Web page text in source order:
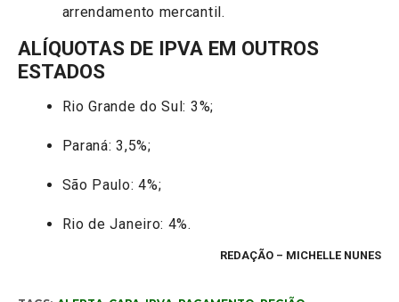
arrendamento mercantil.
ALÍQUOTAS DE IPVA EM OUTROS
ESTADOS
Rio Grande do Sul: 3%;
Paraná: 3,5%;
São Paulo: 4%;
Rio de Janeiro: 4%.
REDAÇÃO – MICHELLE NUNES